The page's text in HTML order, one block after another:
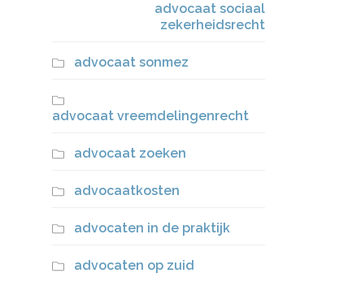
advocaat sociaal
zekerheidsrecht
advocaat sonmez
advocaat vreemdelingenrecht
advocaat zoeken
advocaatkosten
advocaten in de praktijk
advocaten op zuid